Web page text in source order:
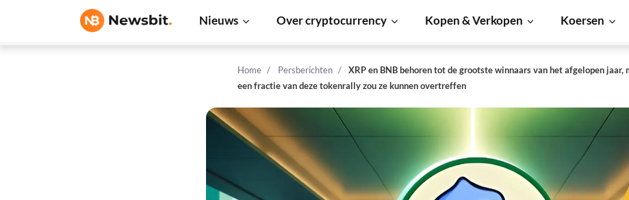
Nieuws Over cryptocurrency Kopen & Verkopen Koersen
Home Persberichten
XRP en BNB behoren tot de grootste winnaars van het afgelopen jaar,
een fractie van deze tokenrally zou ze kunnen overtreffen